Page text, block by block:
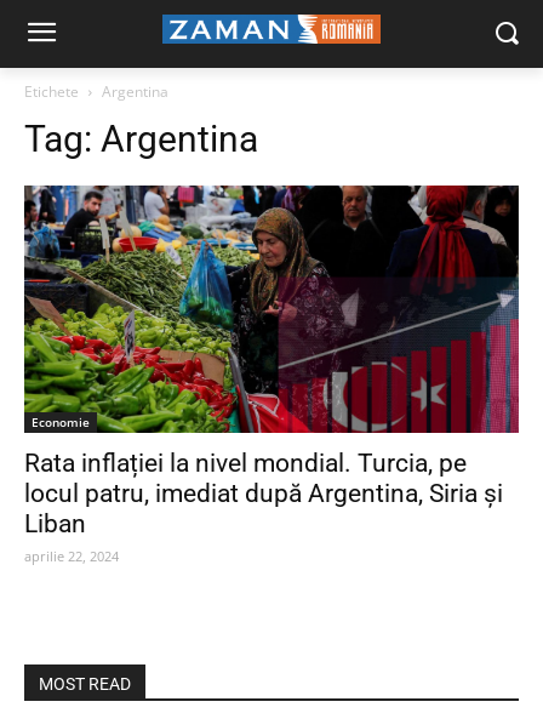
Etichete Argentina
Tag: Argentina
Economie
Rata inflației la nivel mondial. Turcia, pe
locul patru, imediat după Argentina, Siria și
Liban
aprilie 22, 2024
MOST READ